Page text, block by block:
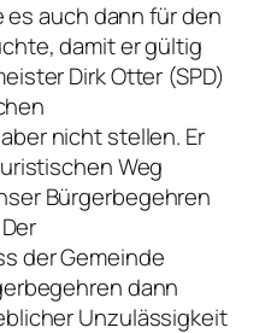
es auch dann für den
damit er gültig
Dirk Otter (SPD)
nicht stellen. Er
Weg
Bürgerbegehren
der Gemeinde
dann
Unzulässigkeit